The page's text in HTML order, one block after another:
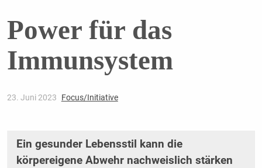
Power für das
Immunsystem
23. Juni 2023 Focus/Initiative
Ein gesunder Lebensstil kann die
körpereigene Abwehr nachweislich stärken